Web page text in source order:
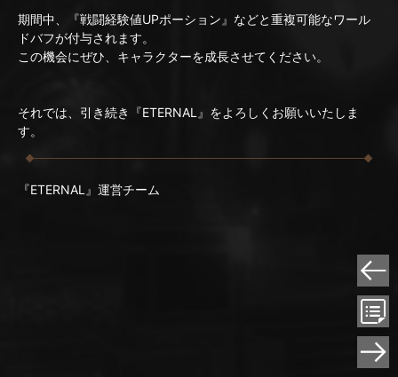
期間中、『戦闘経験値UPポーション』などと重複可能なワール
ドバフが付与されます。
この機会にぜひ、キャラクターを成長させてください。
それでは、引き続き『ETERNAL』をよろしくお願いいたしま
す。
『ETERNAL』運営チーム